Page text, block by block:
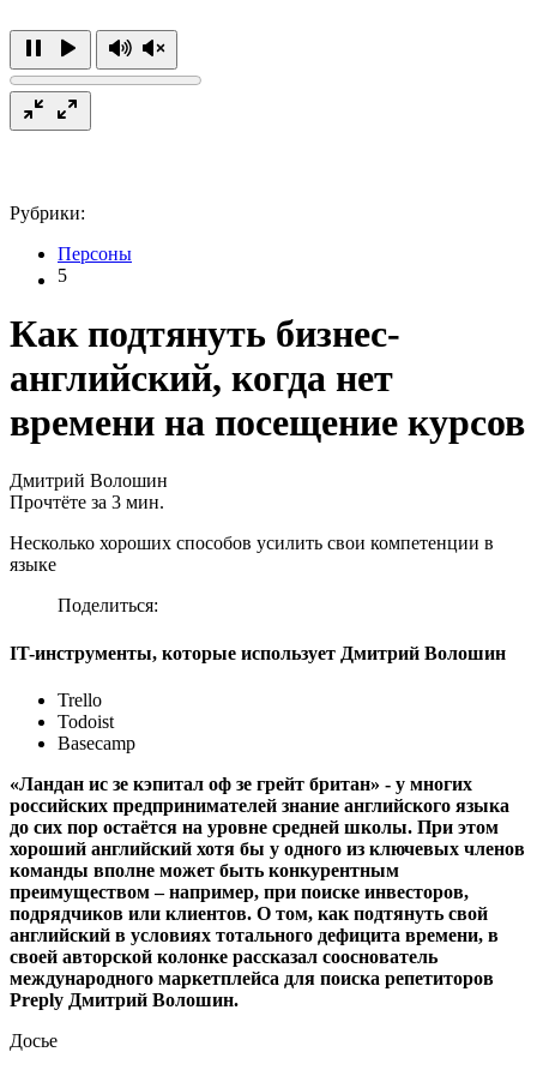
Рубрики:
Персоны
5
Как подтянуть бизнес-
английский, когда нет
времени на посещение курсов
Дмитрий Волошин
Прочтёте за 3 мин.
Несколько хороших способов усилить свои компетенции в
языке
Поделиться:
IT-инструменты, которые использует Дмитрий Волошин
Trello
Todoist
Basecamp
«Ландан ис зе кэпитал оф зе грейт британ» - у многих
российских предпринимателей знание английского языка
до сих пор остаётся на уровне средней школы. При этом
хороший английский хотя бы у одного из ключевых членов
команды вполне может быть конкурентным
преимуществом – например, при поиске инвесторов,
подрядчиков или клиентов. О том, как подтянуть свой
английский в условиях тотального дефицита времени, в
своей авторской колонке рассказал сооснователь
международного маркетплейса для поиска репетиторов
Preply Дмитрий Волошин.
Досье